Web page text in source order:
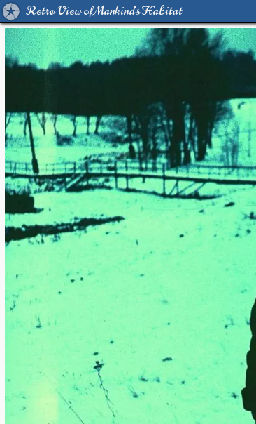
Retro View of Mankind's Habitat